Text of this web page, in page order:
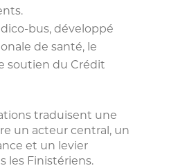
bus, développé
de santé, le
soutien du Crédit
traduisent une
un acteur central, un
et un levier
les Finistériens.